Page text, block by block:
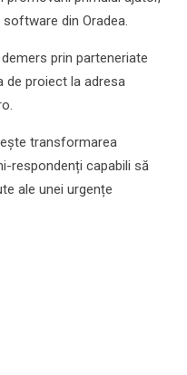
din Oradea.
prin parteneriate
de proiect la adresa
transformarea
respondenți capabili să
ale unei urgențe